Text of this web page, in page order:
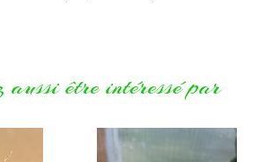
aussi être intéressé par